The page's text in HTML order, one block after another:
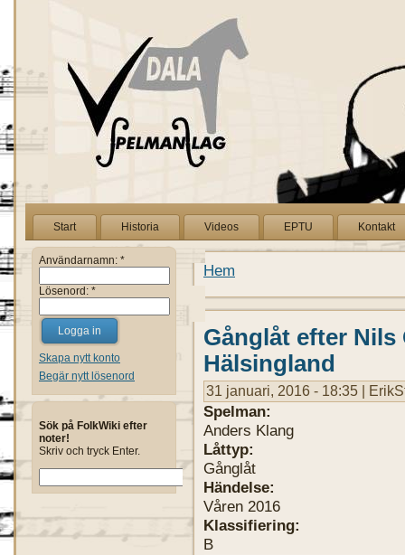
Start Historia Videos EPTU Kontakt
Användarnamn: *
Lösenord: *
Skapa nytt konto
Begär nytt lösenord
Sök på FolkWiki efter
noter!
Skriv och tryck Enter.
Hem
Gånglåt efter
Hälsingland
31 januari, 2016 - 18:35 |
Spelman:
Anders Klang
Låttyp:
Gånglåt
Händelse:
Våren 2016
Klassifiering:
B